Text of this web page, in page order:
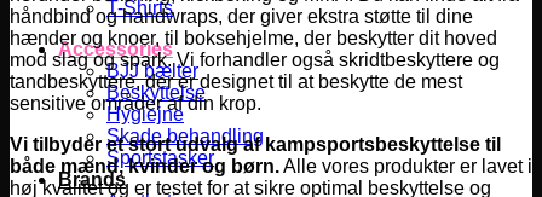
T-Shirts
Accessories
BJJ bælter
Beskyttelse
Hygiejne
Skade behandling
Sportstasker
Brands
håndbind og handwraps, der giver ekstra støtte til dine
hænder og knoer, til boksehjelme, der beskytter dit hoved
mod slag og spark. Vi forhandler også skridtbeskyttere og
tandbeskyttere, der er designet til at beskytte de mest
sensitive områder af din krop.
Vi tilbyder et stort udvalg af kampsportsbeskyttelse til
både mænd, kvinder og børn.Alle vores produkter er lavet i
høj kvalitet og er testet for at sikre optimal beskyttelse og